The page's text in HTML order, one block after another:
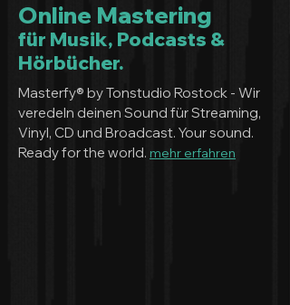
Online Mastering
für Musik, Podcasts &
Hörbücher.
Masterfy® by Tonstudio Rostock - Wir
veredeln deinen Sound für Streaming,
Vinyl, CD und Broadcast. Your sound.
Ready for the world. mehr erfahren